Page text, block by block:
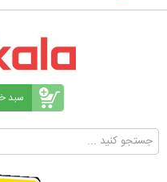
سبد